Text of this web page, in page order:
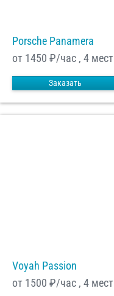
Porsche Panamera
от 1450 ₽/час , 4 мест
Заказать
Voyah Passion
от 1500 ₽/час , 4 мест